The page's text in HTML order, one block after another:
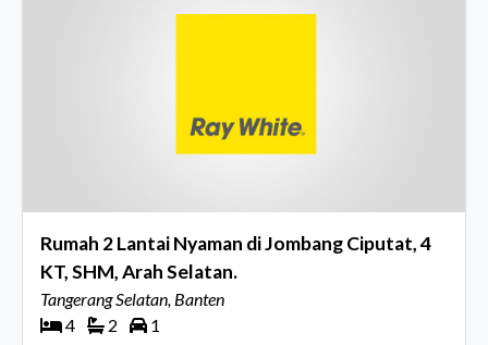
Rumah 2 Lantai Nyaman di Jombang Ciputat, 4
KT, SHM, Arah Selatan.
Tangerang Selatan, Banten
4
2 1